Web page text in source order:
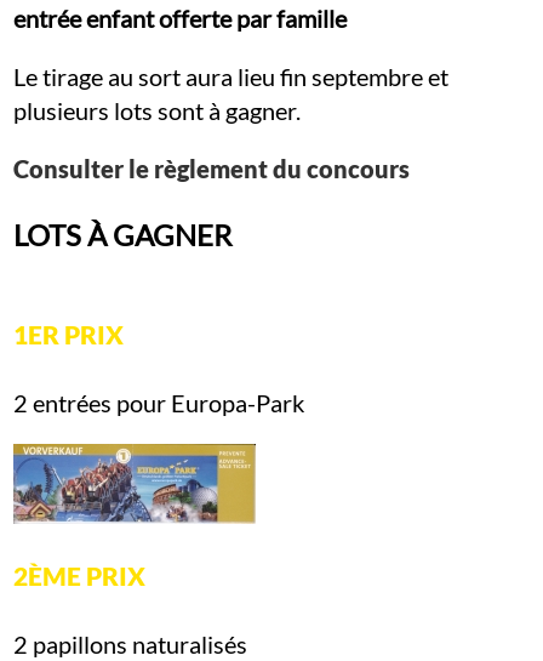
entrée enfant offerte par famille
Le tirage au sort aura lieu fin septembre et
plusieurs lots sont à gagner.
Consulter le règlement du concours
LOTS À GAGNER
1ER PRIX
2 entrées pour Europa-Park
2ÈME PRIX
2 papillons naturalisés